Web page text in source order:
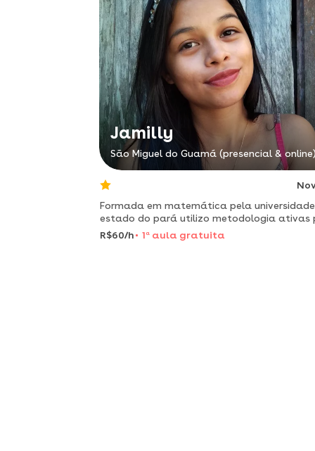
Jamilly
São Miguel do Guamá (presencial & online)
Formada em matemática pela
estado do pará utilizo metodologia ativas
o ensino de matemática
R$60/h 1 a aula gratuita